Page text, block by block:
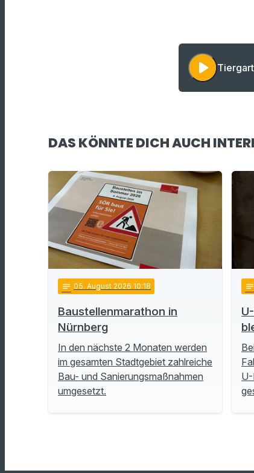
play_arrow
DAS KÖNNTE DICH AUCH
notes 05. August 2026 10:18
Baustellenmarathon in
Nürnberg
In den nächste 2 Monaten werden
im gesamten Stadtgebiet zahlreiche
Bau- und Sanierungsmaßnahmen
umgesetzt.
notes